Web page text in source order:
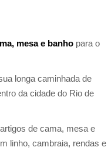
mesa e banho para o
longa caminhada de
da cidade do Rio de
de cama, mesa e
linho, cambraia, rendas e